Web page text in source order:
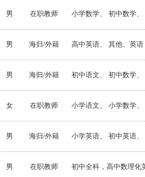
男 在职教师 小学数学、 初中数学、
男 海归/外籍 高中英语、 其他、英语
男 海归/外籍 初中语文、 初中数学、
女 在职教师 小学语文、 小学数学、
男 海归/外籍 小学英语、 初中英语、
男 在职教师 初中全科，高中数理化